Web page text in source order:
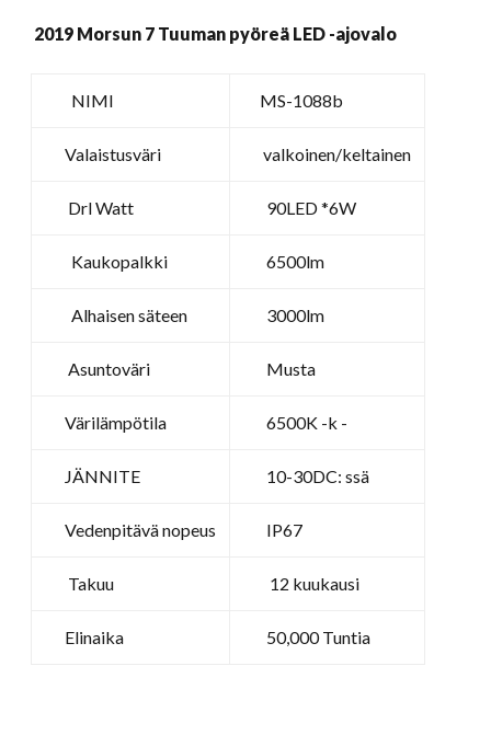
lle
2019 Morsun 7 Tuuman pyöreä LED -ajovalo
NIMI MS-1088b
Valaistusväri valkoinen/keltainen
Drl Watt 90LED *6W
Kaukopalkki 6500lm
Alhaisen säteen 3000lm
Asuntoväri Musta
Värilämpötila 6500K -k -
JÄNNITE 10-30DC: ssä
Vedenpitävä nopeus IP67
Takuu 12 kuukausi
Elinaika 50,000 Tuntia